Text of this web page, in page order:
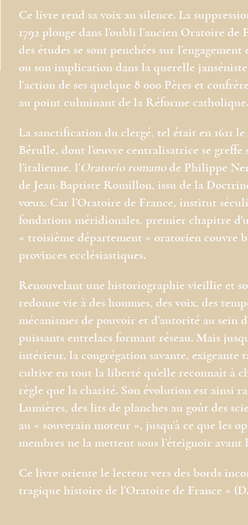
Ce livre rend sa voix au silence. La
1792 plonge dans l’oubli l’ancien Oratoire
des études se sont penchées sur
ou son implication dans la querelle
l’action de ses quelque 8 000 Pères et
au point culminant de la Réforme catholique.
La sanctification du clergé, tel était en 1611
Bérulle, dont l’œuvre centralisatrice se greffe
l’italienne, l’Oratorio romanode Philippe
de Jean-Baptiste Romillon, issu de la
vœux. Car l’Oratoire de France, institut
fondations méridionales, premier chapitre
« troisième département » oratorien couvre
provinces ecclésiastiques.
Renouvelant une historiographie vieillie et
redonne vie à des hommes, des voix, des
mécanismes de pouvoir et d’autorité au sein
puissants entrelacs formant réseau. Mais
intérieur, la congrégation savante,
cultive en tout la liberté qu’elle reconnaît à
règle que la charité. Son évolution est ainsi
Lumières, des lits de planches au goût des
au « souverain moteur », jusqu’à ce que les
membres ne la mettent sous l’éteignoir
Ce livre oriente le lecteur vers des bords
tragique histoire de l’Oratoire de France »